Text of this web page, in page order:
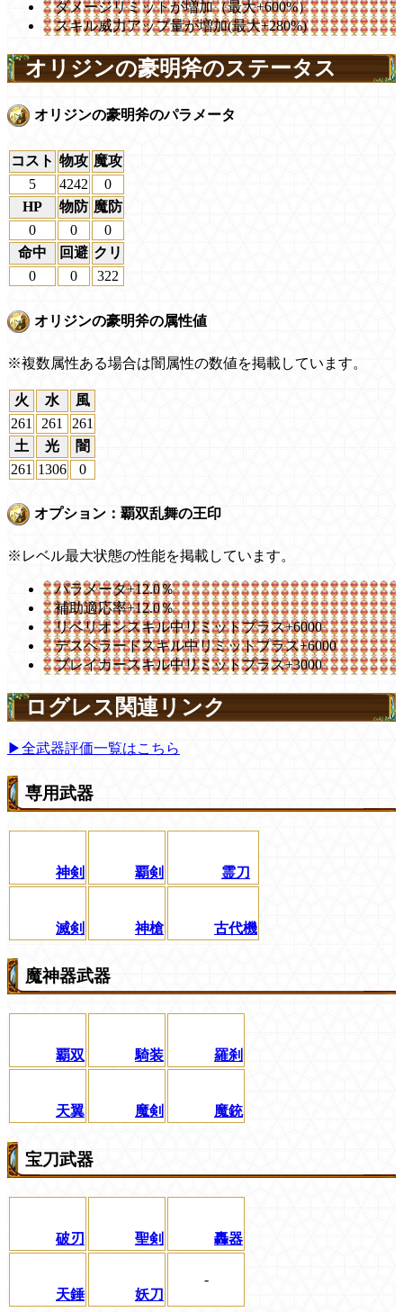
ダメージリミットが増加（最大+600%）
スキル威力アップ量が増加(最大+280%)
オリジンの豪明斧のステータス
オリジンの豪明斧のパラメータ
コスト 物攻 魔攻
5
4242
0
HP
物防 魔防
0
0
0
命中
回避 クリ
0
0 322
オリジンの豪明斧の属性値
※複数属性ある場合は闇属性の数値を掲載しています。
火 水
風
261
261
261
土
光
闇
261 1306 0
オプション：覇双乱舞の王印
※レベル最大状態の性能を掲載しています。
パラメータ+12.0％
補助適応率+12.0％
リベリオンスキル中リミットプラス+6000
デスペラードスキル中リミットプラス+6000
ブレイカースキル中リミットプラス+3000
ログレス関連リンク
▶全武器評価一覧はこちら
専用武器
神剣 覇剣 霊刀
滅剣 神槍 古代機
魔神器武器
覇双 騎装 羅刹
天翼 魔剣 魔銃
宝刀武器
破刃 聖剣 轟器
天錘 妖刀
-